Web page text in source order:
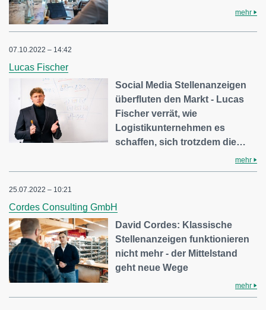
mehr
07.10.2022 – 14:42
Lucas Fischer
Social Media Stellenanzeigen
überfluten den Markt - Lucas
Fischer verrät, wie
Logistikunternehmen es
schaffen, sich trotzdem die…
mehr
25.07.2022 – 10:21
Cordes Consulting GmbH
David Cordes: Klassische
Stellenanzeigen funktionieren
nicht mehr - der Mittelstand
geht neue Wege
mehr